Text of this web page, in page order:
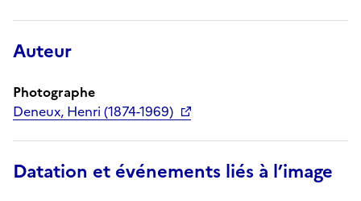
Auteur
Photographe
Deneux, Henri (1874-1969)
Datation et événements liés à l’image